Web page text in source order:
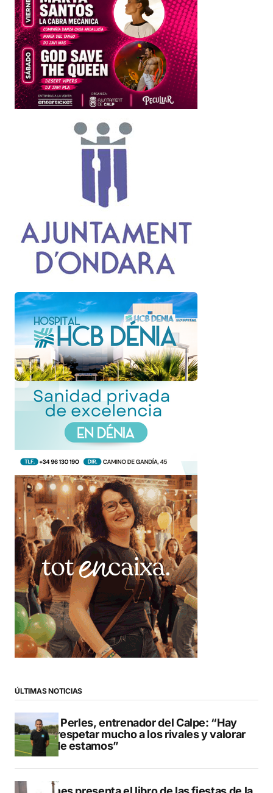
ÚLTIMAS NOTICIAS
Pere Perles, entrenador del Calpe: “Hay
que respetar mucho a los rivales y valorar
dónde estamos”